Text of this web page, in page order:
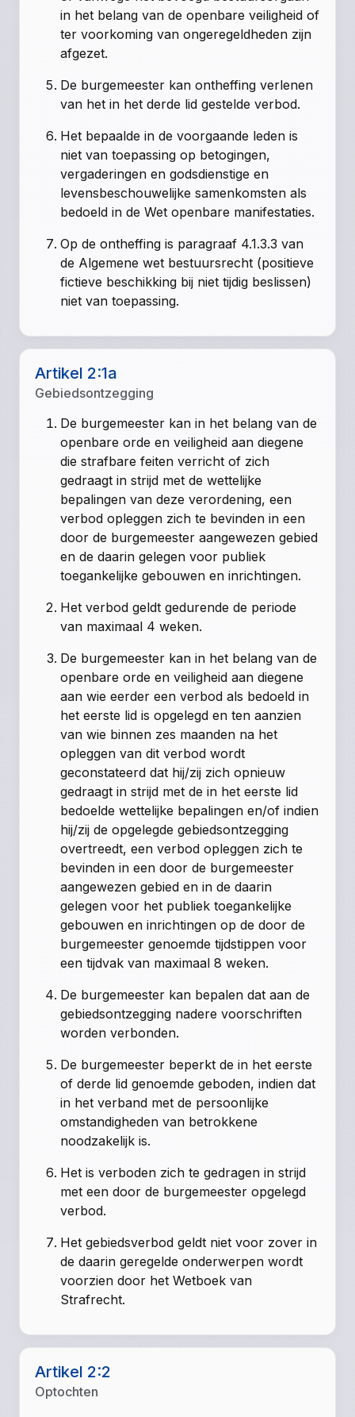
in het belang van de openbare veiligheid of
ter voorkoming van ongeregeldheden zijn
afgezet.
De burgemeester kan ontheffing verlenen
van het in het derde lid gestelde verbod.
Het bepaalde in de voorgaande leden is
niet van toepassing op betogingen,
vergaderingen en godsdienstige en
levensbeschouwelijke samenkomsten als
bedoeld in de Wet openbare manifestaties.
Op de ontheffing is paragraaf 4.1.3.3 van
de Algemene wet bestuursrecht (positieve
fictieve beschikking bij niet tijdig beslissen)
niet van toepassing.
Artikel 2:1a
Gebiedsontzegging
De burgemeester kan in het belang van de
openbare orde en veiligheid aan diegene
die strafbare feiten verricht of zich
gedraagt in strijd met de wettelijke
bepalingen van deze verordening, een
verbod opleggen zich te bevinden in een
door de burgemeester aangewezen gebied
en de daarin gelegen voor publiek
toegankelijke gebouwen en inrichtingen.
Het verbod geldt gedurende de periode
van maximaal 4 weken.
De burgemeester kan in het belang van de
openbare orde en veiligheid aan diegene
aan wie eerder een verbod als bedoeld in
het eerste lid is opgelegd en ten aanzien
van wie binnen zes maanden na het
opleggen van dit verbod wordt
geconstateerd dat hij/zij zich opnieuw
gedraagt in strijd met de in het eerste lid
bedoelde wettelijke bepalingen en/of indien
hij/zij de opgelegde gebiedsontzegging
overtreedt, een verbod opleggen zich te
bevinden in een door de burgemeester
aangewezen gebied en in de daarin
gelegen voor het publiek toegankelijke
gebouwen en inrichtingen op de door de
burgemeester genoemde tijdstippen voor
een tijdvak van maximaal 8 weken.
De burgemeester kan bepalen dat aan de
gebiedsontzegging nadere voorschriften
worden verbonden.
De burgemeester beperkt de in het eerste
of derde lid genoemde geboden, indien dat
in het verband met de persoonlijke
omstandigheden van betrokkene
noodzakelijk is.
Het is verboden zich te gedragen in strijd
met een door de burgemeester opgelegd
verbod.
Het gebiedsverbod geldt niet voor zover in
de daarin geregelde onderwerpen wordt
voorzien door het Wetboek van
Strafrecht.
Artikel 2:2
Optochten